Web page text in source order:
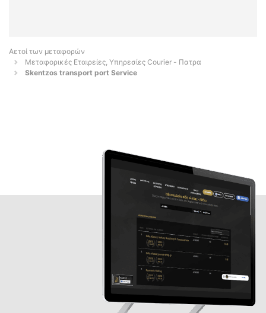
Αετοί των μεταφορών
Μεταφορικές Εταιρείες, Υπηρεσίες Courier - Πατρα
Skentzos transport port Service